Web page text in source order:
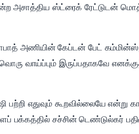
அசாத்திய ஸ்ட்ரைக் ரேட்டுடன்
அணியின் கேப்டன் பேட்
வாய்ப்பும் இருப்பதாகவே
எதுவும் கூறவில்லையே என்று
பக்கத்தில் சச்சின் டெண்டுல்கர்